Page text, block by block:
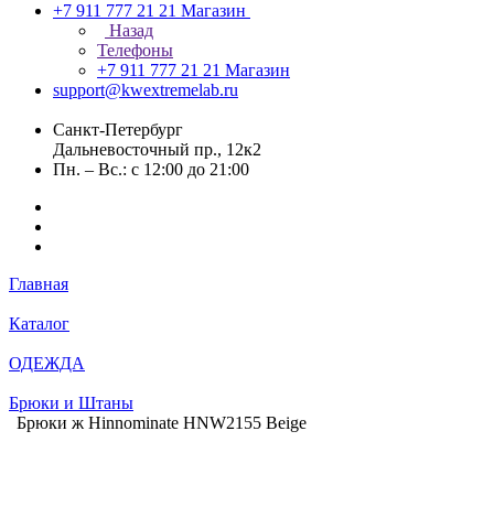
+7 911 777 21 21 Магазин
Назад
Телефоны
+7 911 777 21 21 Магазин
support@kwextremelab.ru
Санкт-Петербург
Дальневосточный пр., 12к2
Пн. – Вс.: с 12:00 до 21:00
Главная
Каталог
ОДЕЖДА
Брюки и Штаны
Брюки ж Hinnominate HNW2155 Beige